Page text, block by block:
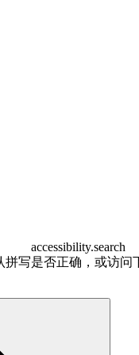
accessibility.search
写是否正确，或访问